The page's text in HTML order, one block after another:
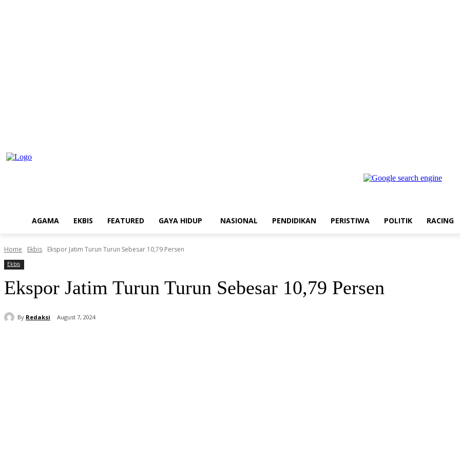
AGAMA EKBIS FEATURED GAYA HIDUP NASIONAL PENDIDIKAN PERISTIWA POLITIK RACING
Home Ekbis Ekspor Jatim Turun Turun Sebesar 10,79 Persen
Ekbis
Ekspor Jatim Turun Turun Sebesar 10,79 Persen
By Redaksi August 7, 2024